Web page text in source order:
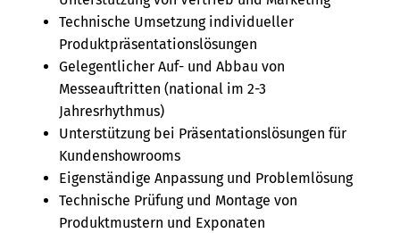
Technische Umsetzung individueller
Produktpräsentationslösungen
Gelegentlicher Auf- und Abbau von
Messeauftritten (national im 2-3
Jahresrhythmus)
Unterstützung bei Präsentationslösungen für
Kundenshowrooms
Eigenständige Anpassung und Problemlösung
Technische Prüfung und Montage von
Produktmustern und Exponaten